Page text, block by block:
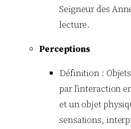
Seigneur des
lecture.
Perceptions
Définition :
par l’interaction
et un objet
sensations,